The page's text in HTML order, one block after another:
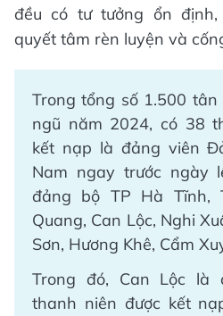
đều có tư tưởng ổn
quyết tâm rèn luyện và
Trong tổng số 1.500
ngũ năm 2024, có 38
kết nạp là đảng viên
Nam ngay trước ngày
đảng bộ TP Hà Tĩnh,
Quang, Can Lộc, Nghi
Sơn, Hương Khê, Cẩm
Trong đó, Can Lộc là
thanh niên được kết